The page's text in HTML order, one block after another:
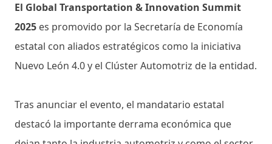
El Global Transportation & Innovation Summit
2025 es promovido por la Secretaría de Economía
estatal con aliados estratégicos como la iniciativa
Nuevo León 4.0 y el Clúster Automotriz de la entidad.
Tras anunciar el evento, el mandatario estatal
destacó la importante derrama económica que